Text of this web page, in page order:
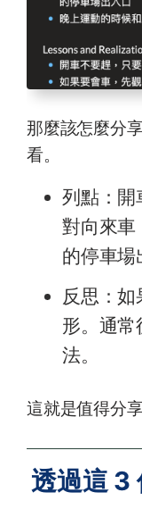
那麼該怎麼分
看。
列點：開
對向來車
的停車場
反思：
形。通
法。
這就是值得分
透過這 3